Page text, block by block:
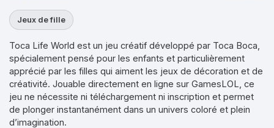
Jeux de fille
Toca Life World est un jeu créatif développé par Toca Boca,
spécialement pensé pour les enfants et particulièrement
apprécié par les filles qui aiment les jeux de décoration et de
créativité. Jouable directement en ligne sur GamesLOL, ce
jeu ne nécessite ni téléchargement ni inscription et permet
de plonger instantanément dans un univers coloré et plein
d’imagination.